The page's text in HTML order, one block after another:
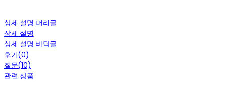
상세 설명 머리글
상세 설명
상세 설명 바닥글
후기(0)
질문(10)
관련 상품